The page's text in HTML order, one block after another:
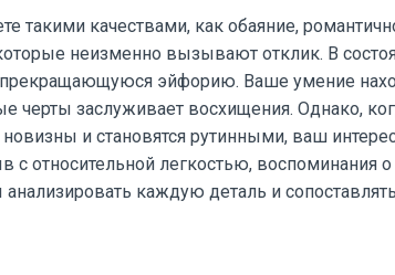
такими качествами, как обаяние,
неизменно вызывают отклик. В
эйфорию. Ваше умение
черты заслуживает восхищения. Однако,
и становятся рутинными, ваш
с относительной легкостью, воспоминания
каждую деталь и